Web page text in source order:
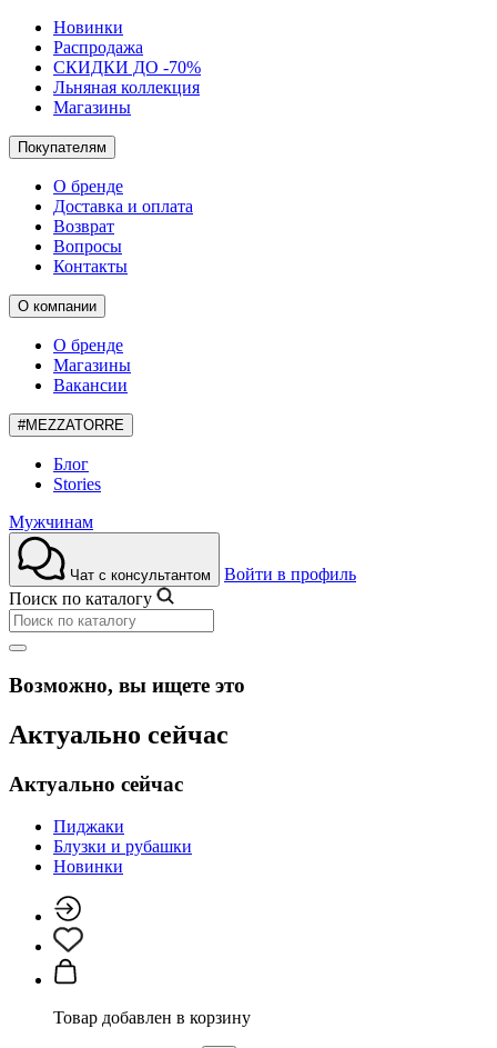
Новинки
Распродажа
СКИДКИ ДО -70%
Льняная коллекция
Магазины
Покупателям
О бренде
Доставка и оплата
Возврат
Вопросы
Контакты
О компании
О бренде
Магазины
Вакансии
#MEZZATORRE
Блог
Stories
Мужчинам
Чат с консультантом
Войти в профиль
Поиск по каталогу
Возможно, вы ищете это
Актуально сейчас
Актуально сейчас
Пиджаки
Блузки и рубашки
Новинки
Товар добавлен в корзину